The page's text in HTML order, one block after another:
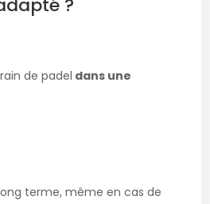
?
de padel dans une
terme, même en cas de